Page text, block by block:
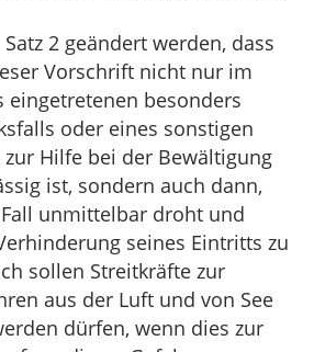
2 geändert werden, dass
Vorschrift nicht nur im
eingetretenen besonders
oder eines sonstigen
Hilfe bei der Bewältigung
ist, sondern auch dann,
unmittelbar droht und
seines Eintritts zu
sollen Streitkräfte zur
aus der Luft und von See
dürfen, wenn dies zur